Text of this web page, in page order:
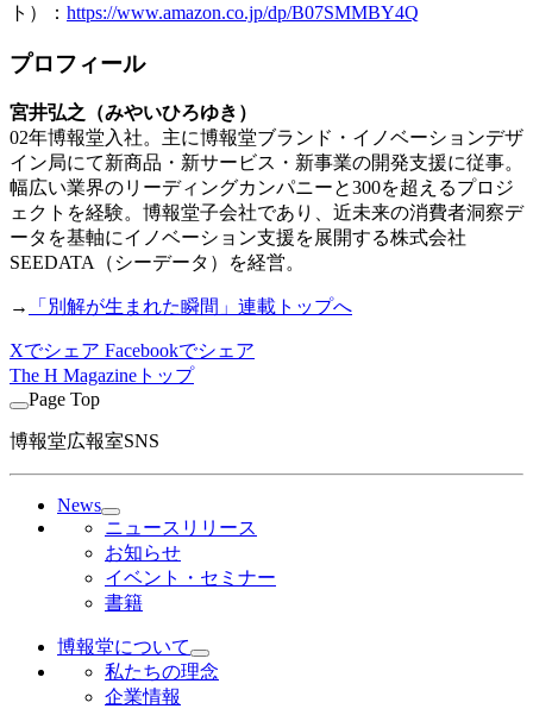
ト）： https://www.amazon.co.jp/dp/B07SMMBY4Q
プロフィール
宮井弘之（みやいひろゆき）
02年博報堂入社。主に博報堂ブランド・イノベーションデザ
イン局にて新商品・新サービス・新事業の開発支援に従事。
幅広い業界のリーディングカンパニーと300を超えるプロジ
ェクトを経験。博報堂子会社であり、近未来の消費者洞察デ
ータを基軸にイノベーション支援を展開する株式会社
SEEDATA（シーデータ）を経営。
→ 「別解が生まれた瞬間」連載トップへ
Xでシェア Facebookでシェア
The H Magazineトップ
Page Top
博報堂広報室SNS
News
ニュースリリース
お知らせ
イベント・セミナー
書籍
博報堂について
私たちの理念
企業情報